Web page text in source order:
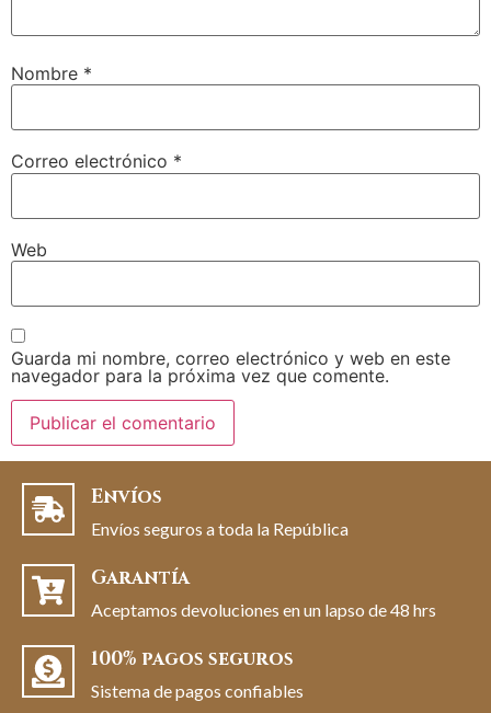
Nombre *
Correo electrónico *
Web
Guarda mi nombre, correo electrónico y web en este
navegador para la próxima vez que comente.
Envíos
Envíos seguros a toda la República
Garantía
Aceptamos devoluciones en un lapso de 48 hrs
100% pagos seguros
Sistema de pagos confiables